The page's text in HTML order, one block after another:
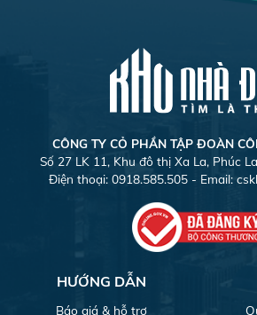
CÔNG TY CỎ PHẦN TẬP ĐOÀN
Số 27 LK 11, Khu đô thị Xa La, Phúc
Điện thoại: 0918.585.505 - Email:
HƯỚNG DẪN
Báo giá & hỗ trợ